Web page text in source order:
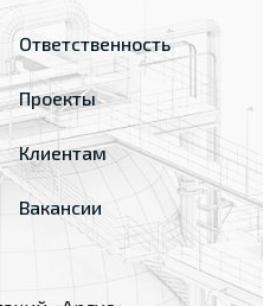
Ответственность
Проекты
Клиентам
Вакансии